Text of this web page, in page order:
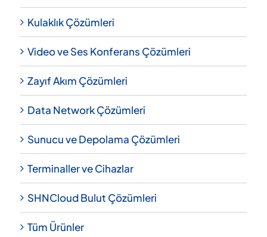
Kulaklık Çözümleri
Video ve Ses Konferans Çözümleri
Zayıf Akım Çözümleri
Data Network Çözümleri
Sunucu ve Depolama Çözümleri
Terminaller ve Cihazlar
SHNCloud Bulut Çözümleri
Tüm Ürünler